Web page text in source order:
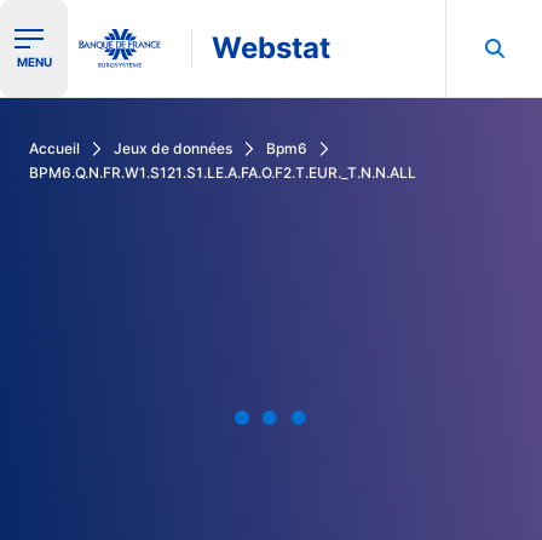
Ouvrir le menu de navigation
MENU Webstat
Accueil Jeux de données
Bpm6
BPM6.Q.N.FR.W1.S121.S1.LE.A.FA.O.F2.T.EUR._T.N.N.ALL